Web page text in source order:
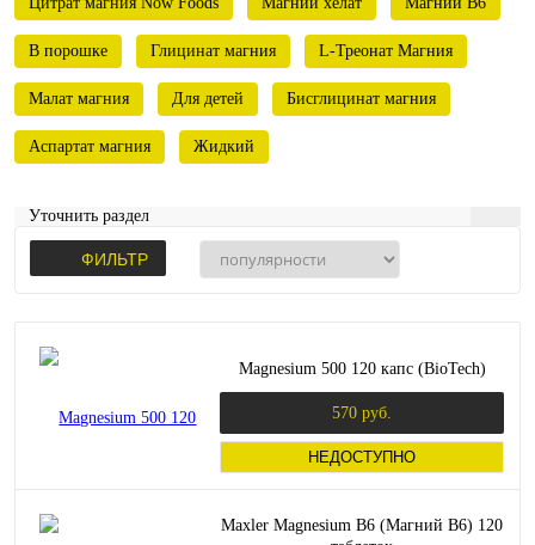
В порошке Глицинат магния L-Треонат Магния
Малат магния Для детей Бисглицинат магния
Аспартат магния Жидкий
Уточнить раздел
ФИЛЬТР
Magnesium 500 120 капс (BioTech)
570 руб.
НЕДОСТУПНО
Maxler Magnesium B6 (Магний B6) 120